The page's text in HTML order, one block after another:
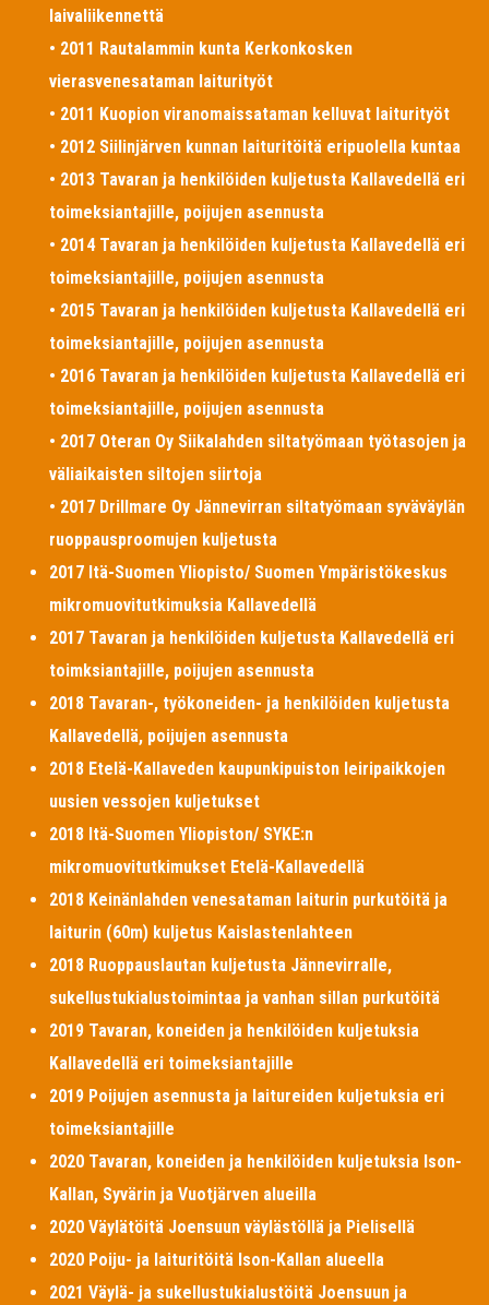
laivaliikennettä
• 2011 Rautalammin kunta Kerkonkosken
vierasvenesataman laiturityöt
• 2011 Kuopion viranomaissataman kelluvat laiturityöt
• 2012 Siilinjärven kunnan laituritöitä eripuolella kuntaa
• 2013 Tavaran ja henkilöiden kuljetusta Kallavedellä eri
toimeksiantajille, poijujen asennusta
• 2014 Tavaran ja henkilöiden kuljetusta Kallavedellä eri
toimeksiantajille, poijujen asennusta
• 2015 Tavaran ja henkilöiden kuljetusta Kallavedellä eri
toimeksiantajille, poijujen asennusta
• 2016 Tavaran ja henkilöiden kuljetusta Kallavedellä eri
toimeksiantajille, poijujen asennusta
• 2017 Oteran Oy Siikalahden siltatyömaan työtasojen ja
väliaikaisten siltojen siirtoja
• 2017 Drillmare Oy Jännevirran siltatyömaan syväväylän
ruoppausproomujen kuljetusta
2017 Itä-Suomen Yliopisto/ Suomen Ympäristökeskus
mikromuovitutkimuksia Kallavedellä
2017 Tavaran ja henkilöiden kuljetusta Kallavedellä eri
toimksiantajille, poijujen asennusta
2018 Tavaran-, työkoneiden- ja henkilöiden kuljetusta
Kallavedellä, poijujen asennusta
2018 Etelä-Kallaveden kaupunkipuiston leiripaikkojen
uusien vessojen kuljetukset
2018 Itä-Suomen Yliopiston/ SYKE:n
mikromuovitutkimukset Etelä-Kallavedellä
2018 Keinänlahden venesataman laiturin purkutöitä ja
laiturin (60m) kuljetus Kaislastenlahteen
2018 Ruoppauslautan kuljetusta Jännevirralle,
sukellustukialustoimintaa ja vanhan sillan purkutöitä
2019 Tavaran, koneiden ja henkilöiden kuljetuksia
Kallavedellä eri toimeksiantajille
2019 Poijujen asennusta ja laitureiden kuljetuksia eri
toimeksiantajille
2020 Tavaran, koneiden ja henkilöiden kuljetuksia Ison-
Kallan, Syvärin ja Vuotjärven alueilla
2020 Väylätöitä Joensuun väylästöllä ja Pielisellä
2020 Poiju- ja laituritöitä Ison-Kallan alueella
2021 Väylä- ja sukellustukialustöitä Joensuun ja